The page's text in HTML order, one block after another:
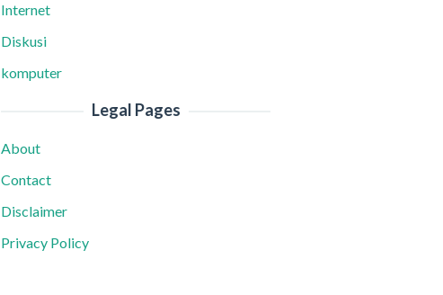
Internet
Diskusi
komputer
Legal Pages
About
Contact
Disclaimer
Privacy Policy